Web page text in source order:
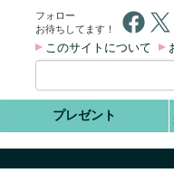
プレゼント
フォロー
お待ちしてます！
Facebook X
このサイトについて
索: